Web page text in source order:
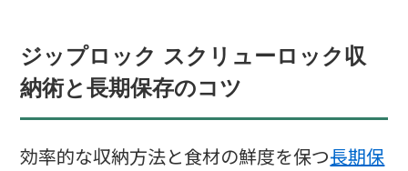
ジップロック スクリューロック収
納術と長期保存のコツ
効率的な収納方法と食材の鮮度を保つ長期保